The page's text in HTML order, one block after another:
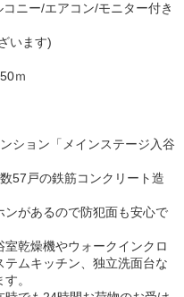
ニー/エアコン/モニター付き
います)
ｍ
ション「メインステージ入谷
57戸の鉄筋コンクリート造
があるので防犯面も安心で
乾燥機やウォークインクロ
ムキッチン、独立洗面台な
。